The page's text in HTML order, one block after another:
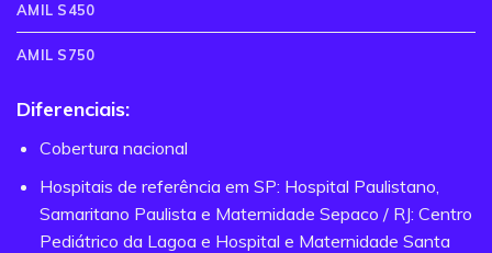
AMIL S450
AMIL S750
Diferenciais:
Cobertura nacional
Hospitais de referência em SP: Hospital Paulistano,
Samaritano Paulista e Maternidade Sepaco / RJ: Centro
Pediátrico da Lagoa e Hospital e Maternidade Santa